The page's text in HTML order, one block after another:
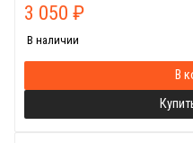
3 050 ₽
В наличии
В